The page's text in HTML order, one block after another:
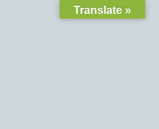
Translate »